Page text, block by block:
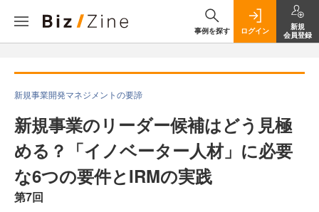
事例を探す ログイン
新規
会員登録
新規事業開発マネジメントの要諦
新規事業のリーダー候補はどう見極
める？「イノベーター人材」に必要
な6つの要件とIRMの実践
第7回